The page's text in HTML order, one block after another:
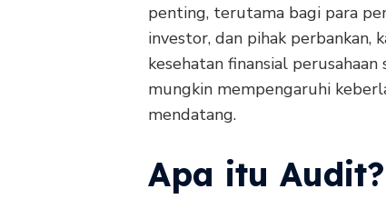
penting, terutama bagi para
investor, dan pihak perbankan,
kesehatan finansial
mungkin mempengaruhi
mendatang.
Apa itu Audit?